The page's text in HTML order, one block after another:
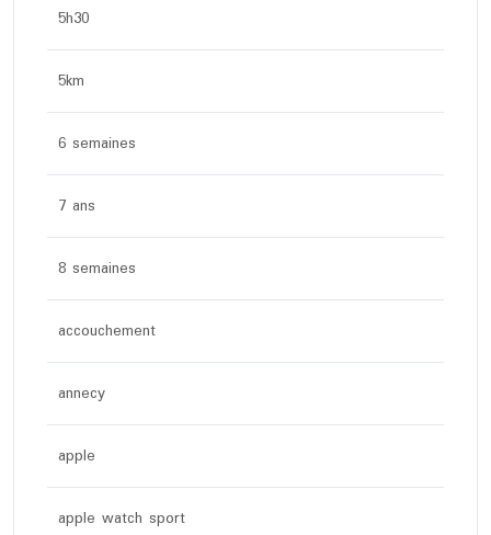
5h30
5km
6 semaines
7 ans
8 semaines
accouchement
annecy
apple
apple watch sport